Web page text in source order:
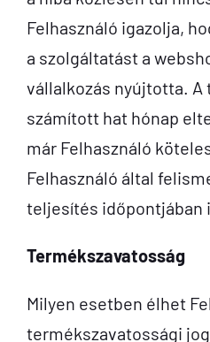
Felhasználó igazolja,
a szolgáltatást a
vállalkozás nyújtotta.
számított hat hónap
már Felhasználó
Felhasználó által
teljesítés időpontjában
Termékszavatosság
Milyen esetben élhet
termékszavatossági